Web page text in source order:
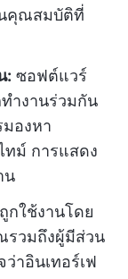
คุณสมบัติที่
: ซอฟต์แวร์
ำงานร่วมกัน
องหา
ทม์ การแสดง
น
กใช้งานโดย
วมถึงผู้มีส่วน
าอินเทอร์เฟ